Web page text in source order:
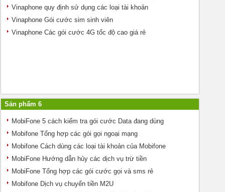
Vinaphone quy định sử dụng các loại tài khoản
Vinaphone Gói cước sim sinh viên
Vinaphone Các gói cước 4G tốc độ cao giá rẻ
Sản phẩm 6
MobiFone 5 cách kiểm tra gói cước Data đang dùng
Mobifone Tổng hợp các gói gọi ngoại mạng
Mobifone Cách dùng các loại tài khoản của Mobifone
MobiFone Hướng dẫn hủy các dịch vụ trừ tiền
MobiFone Tổng hợp các gói cước gọi và sms rẻ
Mobifone Dịch vụ chuyển tiền M2U